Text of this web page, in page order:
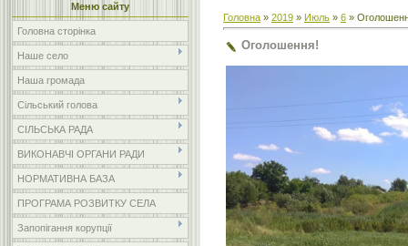
Меню сайту
Головна сторінка
Наше село
Наша громада
Сільський голова
СІЛЬСЬКА РАДА
ВИКОНАВЧІ ОРГАНИ РАДИ
НОРМАТИВНА БАЗА
ПРОГРАМА РОЗВИТКУ СЕЛА
Запопігання корупції
Головна » 2019 » Июль » 6 »
Оголошення!